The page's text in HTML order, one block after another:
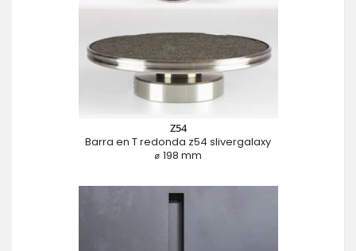
Z54
Barra en T redonda z54 slivergalaxy
⌀ 198 mm